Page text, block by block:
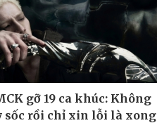
gỡ 19 ca khúc: Không
sốc rồi chỉ xin lỗi là xong